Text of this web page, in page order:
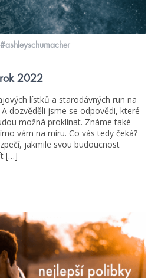
#ashleyschumacher
2022
lístků a starodávných run na
dozvěděli jsme se odpovědi, které
možná proklínat. Známe také
vám na míru. Co vás tedy čeká?
jakmile svou budoucnost
[…]